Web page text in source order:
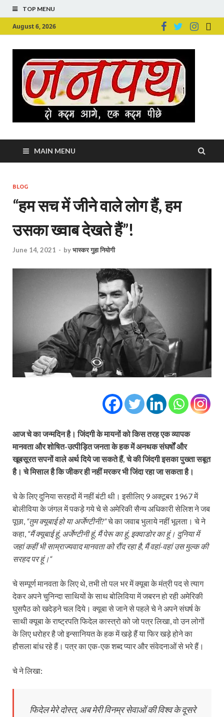
TOP MENU
August 6, 2026
MAIN MENU
BLOG
“हम सच में जीने वाले लोग हैं, हम
उसका ख्वाब देखते हैं”!
June 14, 2021 - byभास्‍कर गुहा नियोगी
आज चे का जन्मदिन है। जिंदगी के मायनों को किस तरह एक व्यापक
मानवता और शोषित-उत्पीड़ित जनता के हक में अनथक संघर्षों और
खूबसूरत सपनों वाले अर्थ दिये जा सकते हैं, चे की जिंदगी इसका पुख्ता सबूत
है। चे मिसाल है कि जीकर ही नहीं मरकर भी जिंदा रहा जा सकता है।
चे के लिए दुनिया सरहदों में नहीं बंटी थी। इसीलिए 9 अक्टूबर 1967 में
बोलीविया के जंगल में पकड़े गये चे से अमेरिकी सैन्य अधिकारी सेलिश ने जब
पूछा, “तुम क्यूबाई हो या अर्जेण्टीनी?”चे का जवाब भुलाये नहीं भूलता। चे ने
कहा, “मैं क्यूबाई हूं, अर्जेण्टीनी हूं, मैं पेरू का हूं, इक्वाडोर का हूं। दुनिया में
जहां कहीं भी साम्राज्यवाद मानवता को रौंद रहा है, मैं वहां-वहां उस मुल्क की
सरहद पर हूं।“
चे सम्पूर्ण मानवता के लिए थे, तभी तो पल भर में क्यूबा के मंत्री पद से त्याग
देकर अपने चुनिन्दा साथियों के साथ बोलिविया में जबरन हो रही अमेरिकी
घुसपैठ को खदेड़ने चल दिये। क्यूबा से जाने से पहले चे ने अपने संघर्ष के
साथी क्यूबा के राष्‍ट्रपति फिदेल कास्त्रो को जो पत्र लिखा, वो उन लोगों
के लिए धरोहर है जो इन्सानियत के हक में खड़े हैं या फिर खड़े होने का
हौसला बांध रहे हैं। पत्र का एक-एक शब्द प्यार और संवेदनाओं से भरे हैं।
चे ने लिखा:
फिदेल मेरे दोस्त, अब मेरी विनम्र सेवाओं की विश्‍व के दूसरे